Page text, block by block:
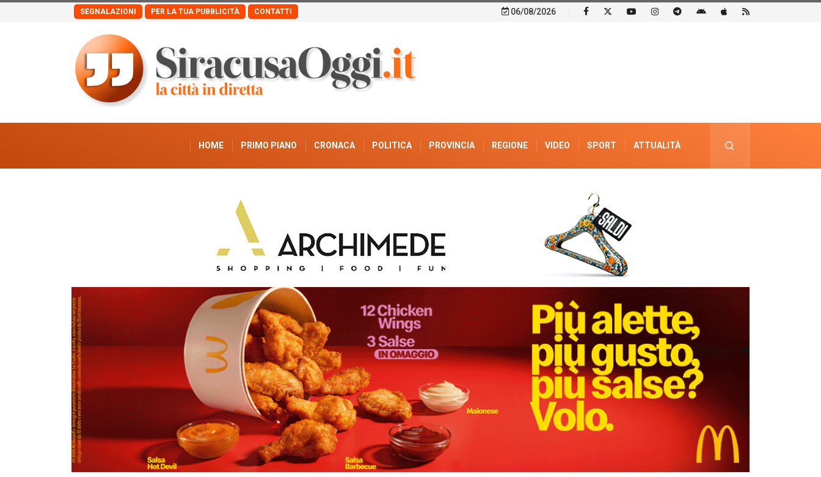
SEGNALAZIONI PER LA TUA PUBBLICITÀ CONTATTI 06/08/2026
HOME PRIMO PIANO CRONACA POLITICA PROVINCIA REGIONE VIDEO SPORT ATTUALITÀ
PUBBLICITÀ ELETTORALE